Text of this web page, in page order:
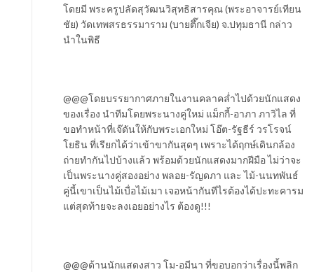
โดยมี พระครูปลัดสุวัฒนวิสุทธิสารคุณ (พระอาจารย์เทียน
ชัย) วัดเทพสรธรรมาราม (บายตึ๊กเจีย) จ.ปทุมธานี กล่าว
นำในพิธี
@@@โดยบรรยากาศภายในงานคลาคล่ำไปด้วยนักแสดง
ของเรื่อง นำทีมโดยพระนางคู่ใหม่ แม็กกี้-อาภา ภาวิไล ที่
ขอทำหน้าที่เจ๊ดันให้กับพระเอกใหม่ โอ๊ต-รัฐธีร์ วรโรจน์
โยธิน ที่เรียกได้ว่าเข้าขากันสุดๆ เพราะได้ฤกษ์เดินกล้อง
ถ่ายทำกันไปบ้างแล้ว พร้อมด้วยนักแสดงมากฝีมือ ไม่ว่าจะ
เป็นพระนางคู่สองอย่าง พลอย-รัญดภา และ ไม้-นนทพันธ์
คู่นี้เขาเป็นไม้เบื่อไม้เมา เจอหน้ากันทีไรต้องได้ปะทะคารม
แต่สุดท้ายจะลงเอยอย่างไร ต้องดู!!!
@@@ด้านนักแสดงสาว โม-อมีนา ที่ขอบอกว่าเรื่องนี้พลิก